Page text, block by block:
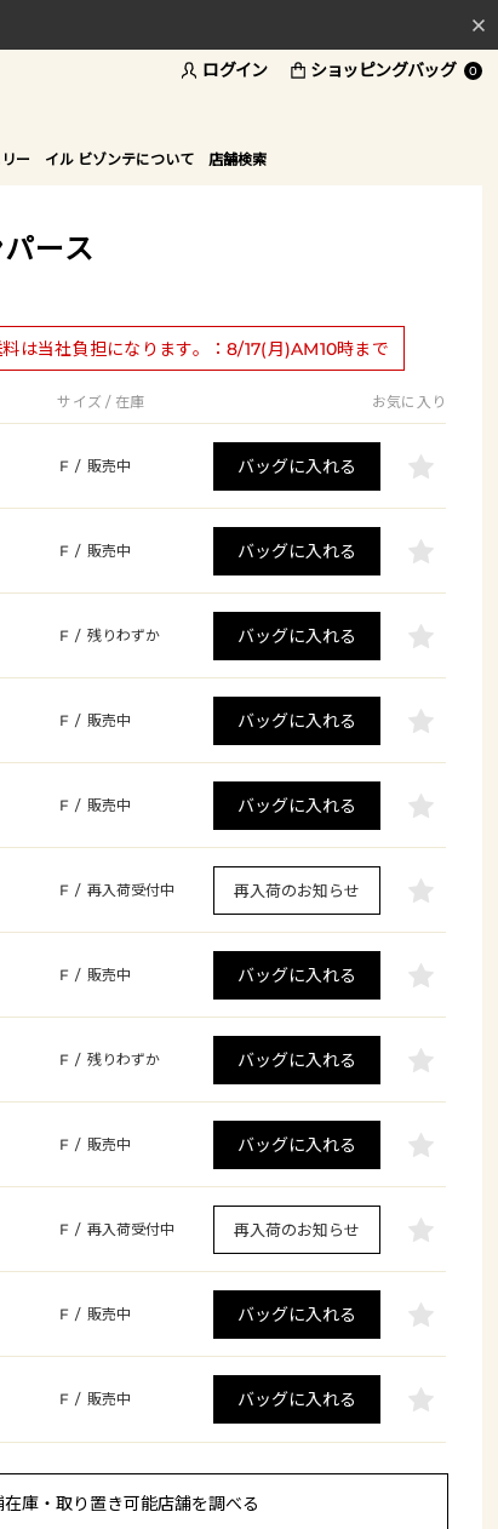
ログイン ショッピングバッグ 0
ー イル ビゾンテについて 店舗検索
ース
は当社負担になります。：8/17(月)AM10時まで
サイズ / 在庫 お気に入り
F / 販売中 バッグに入れる
F / 販売中 バッグに入れる
F / 残りわずか バッグに入れる
F / 販売中 バッグに入れる
F / 販売中 バッグに入れる
F / 再入荷受付中 再入荷のお知らせ
F / 販売中 バッグに入れる
F / 残りわずか バッグに入れる
F / 販売中 バッグに入れる
F / 再入荷受付中 再入荷のお知らせ
F / 販売中 バッグに入れる
F / 販売中 バッグに入れる
在庫・取り置き可能店舗を調べる